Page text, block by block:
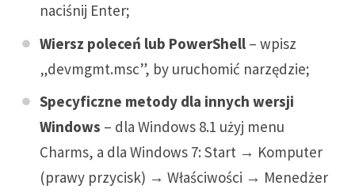
naciśnij Enter;
Wiersz poleceń lub PowerShell – wpisz
„devmgmt.msc”, by uruchomić narzędzie;
Specyficzne metody dla innych wersji
Windows – dla Windows 8.1 użyj menu
Charms, a dla Windows 7: Start → Komputer
(prawy przycisk) → Właściwości → Menedżer